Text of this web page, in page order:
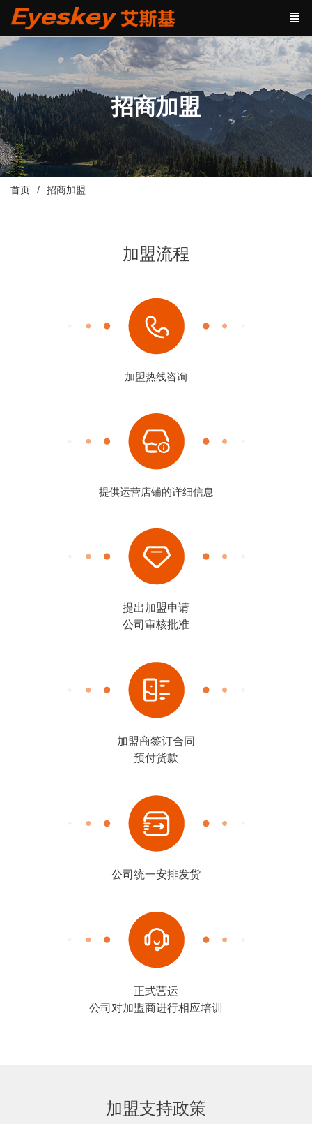
招商加盟
首页 招商加盟
加盟流程
加盟热线咨询
提供运营店铺的详细信息
提出加盟申请
公司审核批准
加盟商签订合同
预付货款
公司统一安排发货
正式营运
公司对加盟商进行相应培训
加盟支持政策